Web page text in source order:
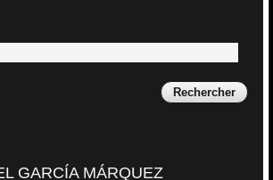
GARCÍA MÁRQUEZ